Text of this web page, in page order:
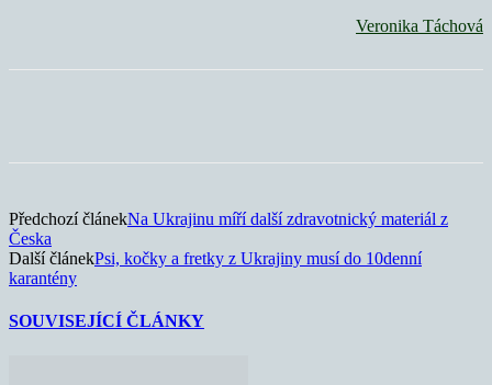
Veronika Táchová
Předchozí článekNa Ukrajinu míří další zdravotnický materiál z
Česka
Další článekPsi, kočky a fretky z Ukrajiny musí do 10denní
karantény
SOUVISEJÍCÍ ČLÁNKY